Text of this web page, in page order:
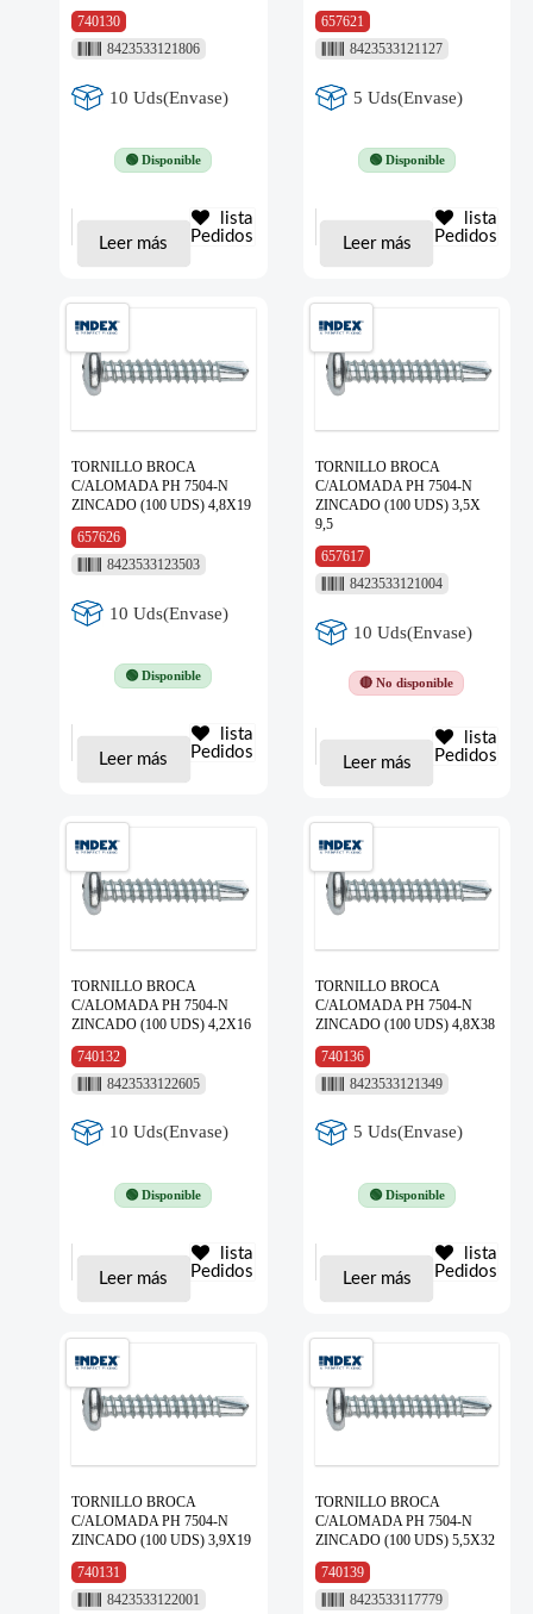
740130
8423533121806
10 Uds(Envase)
🟢 Disponible
Leer más
lista
Pedidos
657621
8423533121127
5 Uds(Envase)
🟢 Disponible
Leer más
lista
Pedidos
TORNILLO BROCA
C/ALOMADA PH 7504-N
ZINCADO (100 UDS) 4,8X19
657626
8423533123503
10 Uds(Envase)
🟢 Disponible
Leer más
lista
Pedidos
TORNILLO BROCA
C/ALOMADA PH 7504-N
ZINCADO (100 UDS) 3,5X
9,5
657617
8423533121004
10 Uds(Envase)
🔴 No disponible
Leer más
lista
Pedidos
TORNILLO BROCA
C/ALOMADA PH 7504-N
ZINCADO (100 UDS) 4,2X16
740132
8423533122605
10 Uds(Envase)
🟢 Disponible
Leer más
lista
Pedidos
TORNILLO BROCA
C/ALOMADA PH 7504-N
ZINCADO (100 UDS) 4,8X38
740136
8423533121349
5 Uds(Envase)
🟢 Disponible
Leer más
lista
Pedidos
TORNILLO BROCA
C/ALOMADA PH 7504-N
ZINCADO (100 UDS) 3,9X19
740131
8423533122001
TORNILLO BROCA
C/ALOMADA PH 7504-N
ZINCADO (100 UDS) 5,5X32
740139
8423533117779